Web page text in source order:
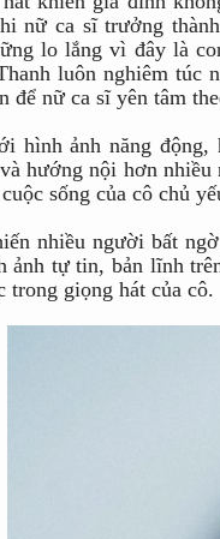
nữ ca sĩ trưởng
lo lắng vì đây là
luôn nghiêm túc
để nữ ca sĩ yên tâm
hình ảnh năng động,
hướng nội hơn
sống của cô chủ
nhiều người bất
ảnh tự tin, bản lĩnh
trong giọng hát của cô.